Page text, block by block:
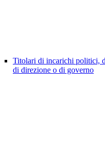
Titolari di incarichi politici,
di direzione o di governo